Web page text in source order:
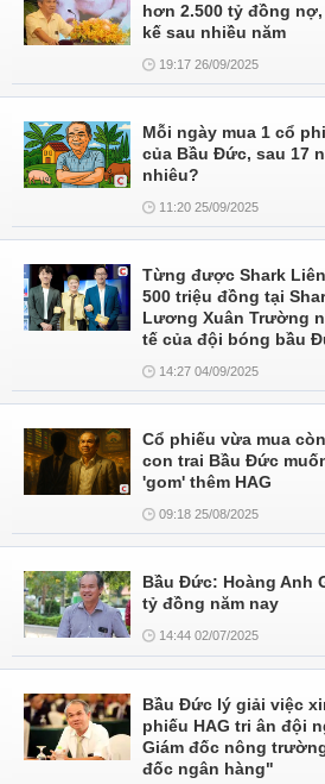
hơn 2.500 tỷ đồng
kế sau nhiều năm
19:17 26/09/2025
Mỗi ngày mua 1 cổ
của Bầu Đức, sau 17
nhiêu?
11:20 25/09/2025
Từng được Shark
500 triệu đồng tại
Lương Xuân Trường
tế của đội bóng bầu
14:27 04/09/2025
Cổ phiếu vừa mua
con trai Bầu Đức
'gom' thêm HAG
09:18 25/08/2025
Bầu Đức: Hoàng Anh
tỷ đồng năm nay
14:44 02/07/2025
Bầu Đức lý giải việc
phiếu HAG tri ân đội
Giám đốc nông
đốc ngân hàng"